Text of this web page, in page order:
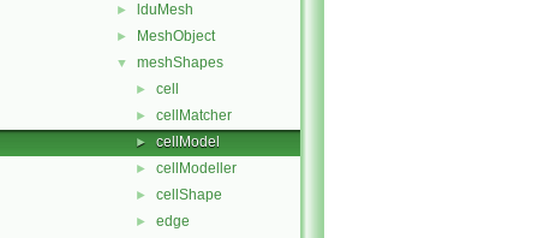
► lduMesh
► MeshObject
▼ meshShapes
► cell
► cellMatcher
► cellModel
► cellModeller
► cellShape
► edge